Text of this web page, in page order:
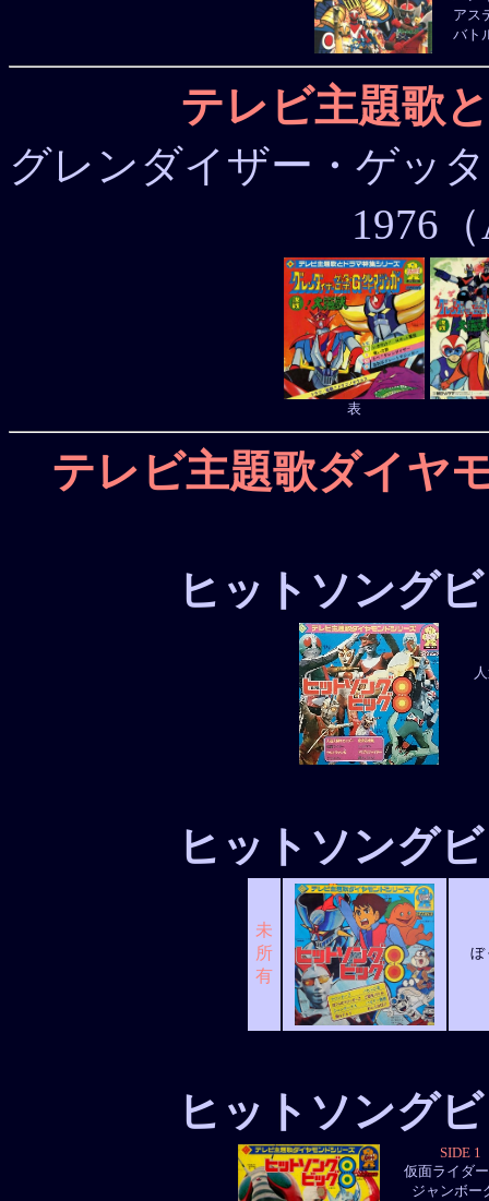
アス
バト
テレビ主題歌
グレンダイザー・ゲッ
1976
表
テレビ主題歌ダイヤ
ヒットソング
ヒットソング
未
所
有
ぼ
ヒットソング
SIDE 1
仮面ライダ
ジャンボー